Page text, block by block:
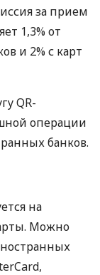
за прием
1,3% от
и 2% с карт
QR-
операции
банков.
на
Можно